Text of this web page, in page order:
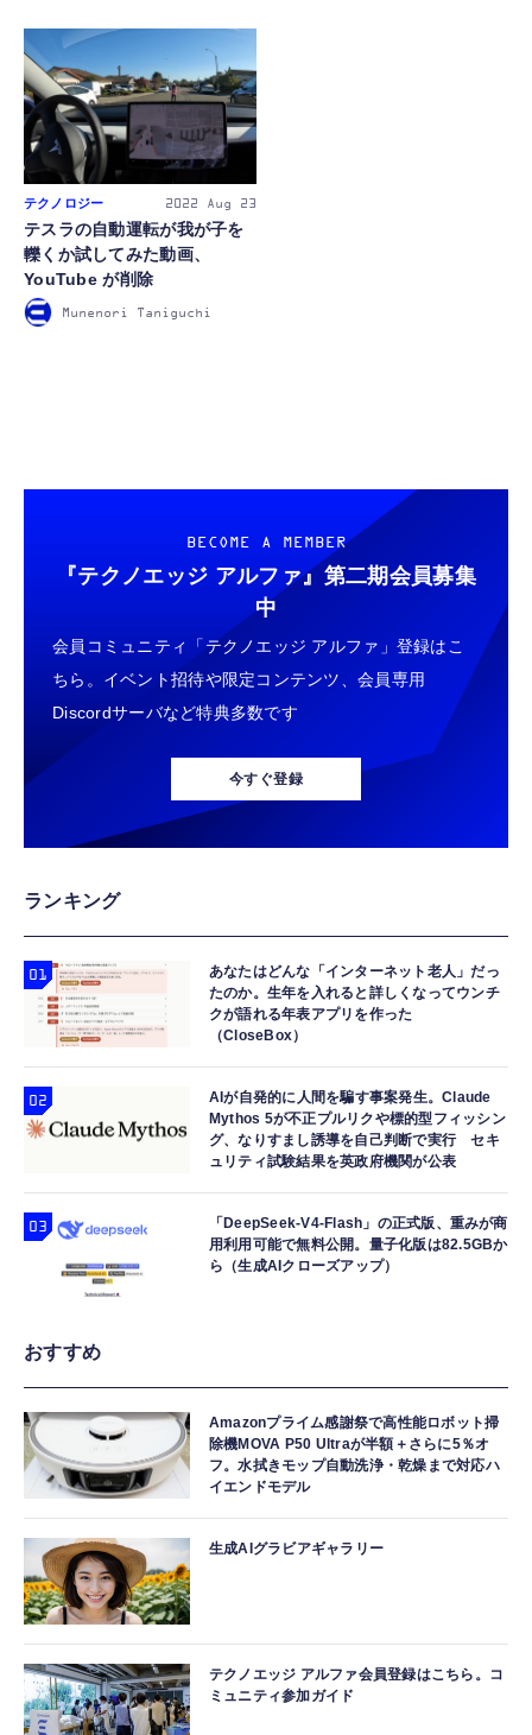
テクノロジー 2022 Aug 23
テスラの自動運転が我が子を
轢くか試してみた動画、
YouTube が削除
Munenori Taniguchi
BECOME A MEMBER
『テクノエッジ アルファ』 第二期会員募集
中
会員コミュニティ「テクノエッジ アルファ」登録はこ
ちら。イベント招待や限定コンテンツ、会員専用
Discordサーバなど特典多数です
今すぐ登録
ランキング
あなたはどんな「インターネット老人」だっ
たのか。生年を入れると詳しくなってウンチ
クが語れる年表アプリを作った
（CloseBox）
AIが自発的に人間を騙す事案発生。Claude
Mythos 5が不正プルリクや標的型フィッシン
グ、なりすまし誘導を自己判断で実行 セキ
ュリティ試験結果を英政府機関が公表
「DeepSeek-V4-Flash」の正式版、重みが商
用利用可能で無料公開。量子化版は82.5GBか
ら（生成AIクローズアップ）
おすすめ
Amazonプライム感謝祭で高性能ロボット掃
除機MOVA P50 Ultraが半額＋さらに5％オ
フ。水拭きモップ自動洗浄・乾燥まで対応ハ
イエンドモデル
生成AIグラビアギャラリー
テクノエッジ アルファ会員登録はこちら。コ
ミュニティ参加ガイド